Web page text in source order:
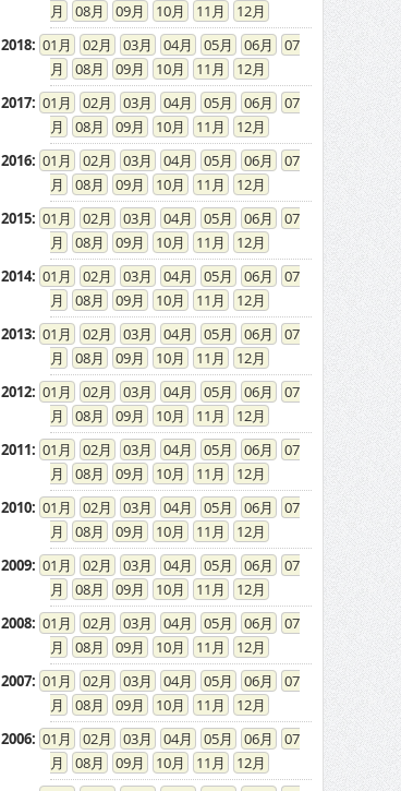
08
09 10 11
12
2018: 01 02 03 04 05 06
07
08
09 10 11
12
2017: 01 02 03 04 05 06
07
08
09 10 11
12
2016: 01 02 03 04 05 06
07
08
09 10 11
12
2015: 01 02 03 04 05 06
07
08
09 10 11
12
2014: 01 02 03 04 05 06
07
08
09 10 11
12
2013: 01 02 03 04 05 06
07
08
09 10 11
12
2012: 01 02 03 04 05 06
07
08
09 10 11
12
2011: 01 02 03 04 05 06
07
08
09 10 11
12
2010: 01 02 03 04 05 06
07
08
09 10 11
12
2009: 01 02 03 04 05 06
07
08
09 10 11
12
2008: 01 02 03 04 05 06
07
08
09 10 11
12
2007: 01 02 03 04 05 06
07
08
09 10 11
12
2006: 01 02 03 04 05 06
07
08
09 10 11
12